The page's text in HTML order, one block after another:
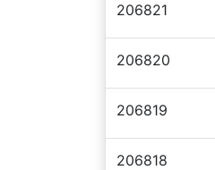
206821
206820
206819
206818